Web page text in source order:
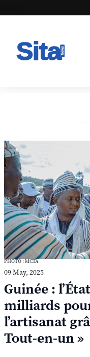
PHOTO : MCTA
09 May, 2025
Guinée :
milliards
l’artisanat
Tout-en-un »